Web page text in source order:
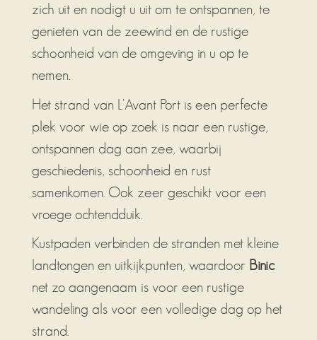
zich uit en nodigt u uit om te ontspannen, te
genieten van de zeewind en de rustige
schoonheid van de omgeving in u op te
nemen.
Het strand van L'Avant Port is een perfecte
plek voor wie op zoek is naar een rustige,
ontspannen dag aan zee, waarbij
geschiedenis, schoonheid en rust
samenkomen. Ook zeer geschikt voor een
vroege ochtendduik.
Kustpaden verbinden de stranden met kleine
landtongen en uitkijkpunten, waardoor Binic
net zo aangenaam is voor een rustige
wandeling als voor een volledige dag op het
strand.